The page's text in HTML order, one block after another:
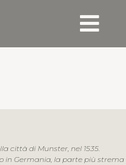
città di Munster, nel 1535.
in Germania, la parte più strema